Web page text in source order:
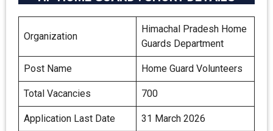
Organization
Himachal Pradesh Home
Guards Department
Post Name Home Guard Volunteers
Total Vacancies 700
Application Last Date 31 March 2026